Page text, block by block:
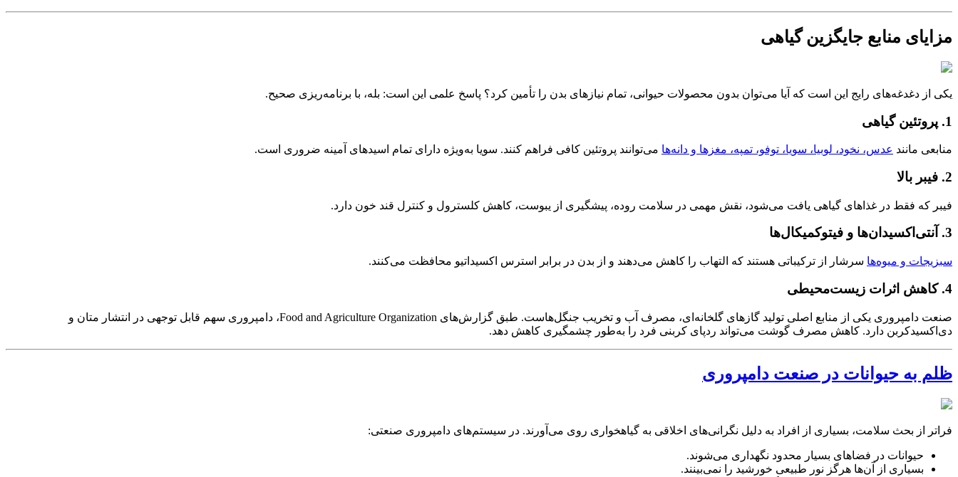
مزایای منابع جایگزین گیاهی
یکی از دغدغه‌های رایج این است که آیا می‌توان بدون محصولات حیوانی، تمام نیازهای بدن را تأمین کرد؟ پاسخ علمی این است: بله، با برنامه‌ریزی صحیح.
1. پروتئین گیاهی
منابعی مانند عدس، نخود، لوبیا، سویا، توفو، تمپه، مغزها و دانه‌ها می‌توانند پروتئین کافی فراهم کنند. سویا به‌ویژه دارای تمام اسیدهای آمینه ضروری است.
2. فیبر بالا
فیبر که فقط در غذاهای گیاهی یافت می‌شود، نقش مهمی در سلامت روده، پیشگیری از یبوست، کاهش کلسترول و کنترل قند خون دارد.
3. آنتی‌اکسیدان‌ها و فیتوکمیکال‌ها
سبزیجات و میوه‌ها سرشار از ترکیباتی هستند که التهاب را کاهش می‌دهند و از بدن در برابر استرس اکسیداتیو محافظت می‌کنند.
4. کاهش اثرات زیست‌محیطی
صنعت دامپروری یکی از منابع اصلی تولید گازهای گلخانه‌ای، مصرف آب و تخریب جنگل‌هاست. طبق گزارش‌های Food and Agriculture Organization، دامپروری سهم قابل توجهی در انتشار متان و
دی‌اکسیدکربن دارد. کاهش مصرف گوشت می‌تواند ردپای کربنی فرد را به‌طور چشمگیری کاهش دهد.
ظلم به حیوانات در صنعت دامپروری
فراتر از بحث سلامت، بسیاری از افراد به دلیل نگرانی‌های اخلاقی به گیاهخواری روی می‌آورند. در سیستم‌های دامپروری صنعتی:
حیوانات در فضاهای بسیار محدود نگهداری می‌شوند.
بسیاری از آن‌ها هرگز نور طبیعی خورشید را نمی‌بینند.